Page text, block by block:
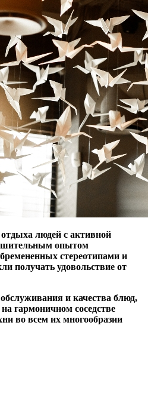
людей с активной
опытом
стереотипами и
получать удовольствие от
и качества блюд,
гармоничном соседстве
во всем их многообразии